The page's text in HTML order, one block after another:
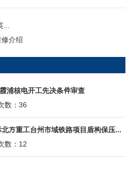
介绍
浦核电开工先决条件审查
数：36
金秋八月再传佳讯 英奥特中标北方重工台州市域铁路项目盾构保压系统
数：12